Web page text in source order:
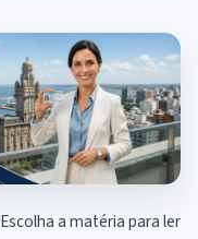
Escolha a matéria para ler